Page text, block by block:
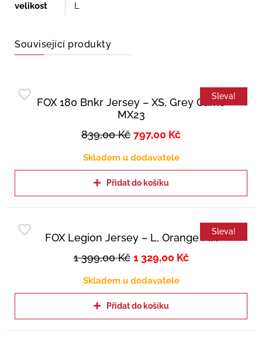
velikost
L
Související produkty
Sleva!
FOX 180 Bnkr Jersey – XS, Grey Camo
MX23
839,00Kč 797,00 Kč
Skladem u dodavatele
Přidat do košíku
Sleva!
FOX Legion Jersey – L, Orange MX
1 399,00Kč 1 329,00 Kč
Skladem u dodavatele
Přidat do košíku